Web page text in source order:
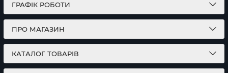
ГРАФІК РОБОТИ
ПРО МАГАЗИН
КАТАЛОГ ТОВАРІВ